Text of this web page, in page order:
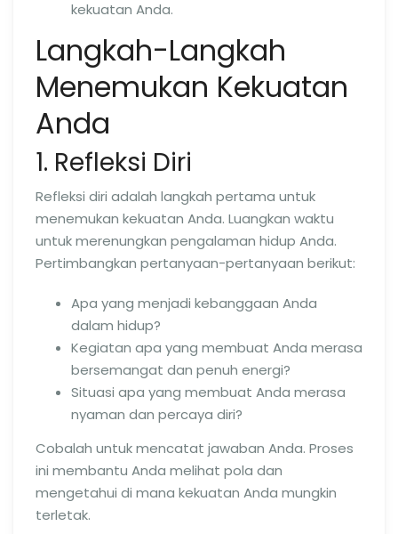
kekuatan Anda.
Langkah-Langkah
Menemukan Kekuatan
Anda
1. Refleksi Diri
Refleksi diri adalah langkah pertama untuk
menemukan kekuatan Anda. Luangkan waktu
untuk merenungkan pengalaman hidup Anda.
Pertimbangkan pertanyaan-pertanyaan berikut:
Apa yang menjadi kebanggaan Anda
dalam hidup?
Kegiatan apa yang membuat Anda merasa
bersemangat dan penuh energi?
Situasi apa yang membuat Anda merasa
nyaman dan percaya diri?
Cobalah untuk mencatat jawaban Anda. Proses
ini membantu Anda melihat pola dan
mengetahui di mana kekuatan Anda mungkin
terletak.